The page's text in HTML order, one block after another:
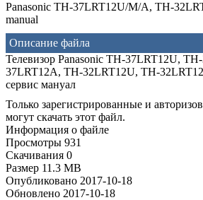
Panasonic TH-37LRT12U/M/A, TH-
manual
Описание файла
Телевизор Panasonic TH-37LRT12U,
37LRT12A, TH-32LRT12U, TH-
сервис мануал
Только зарегистрированные и
могут скачать этот файл.
Информация о файле
Просмотры 931
Скачивания 0
Размер 11.3 MB
Опубликовано 2017-10-18
Обновлено 2017-10-18